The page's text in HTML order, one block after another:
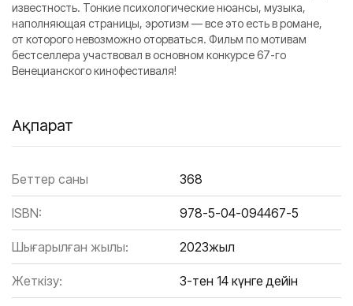
известность. Тонкие психологические нюансы, музыка,
наполняющая страницы, эротизм — все это есть в романе,
от которого невозможно оторваться. Фильм по мотивам
бестселлера участвовал в основном конкурсе 67-го
Венецианского кинофестиваля!
Ақпарат
Беттер саны 368
ISBN: 978-5-04-094467-5
Шығарылған жылы: 2023жыл
Жеткізу: 3-тен 14 күнге дейін